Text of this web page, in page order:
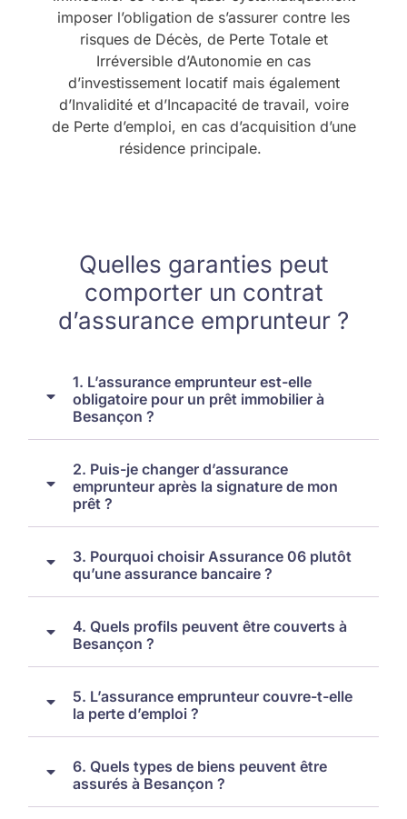
imposer l’obligation de s’assurer contre les
risques de Décès, de Perte Totale et
Irréversible d’Autonomie en cas
d’investissement locatif mais également
d’Invalidité et d’Incapacité de travail, voire
de Perte d’emploi, en cas d’acquisition d’une
résidence principale.
Quelles garanties peut
comporter un contrat
d’assurance emprunteur ?
1. L’assurance emprunteur est-elle
obligatoire pour un prêt immobilier à
Besançon ?
2. Puis-je changer d’assurance
emprunteur après la signature de mon
prêt ?
3. Pourquoi choisir Assurance 06 plutôt
qu’une assurance bancaire ?
4. Quels profils peuvent être couverts à
Besançon ?
5. L’assurance emprunteur couvre-t-elle
la perte d’emploi ?
6. Quels types de biens peuvent être
assurés à Besançon ?